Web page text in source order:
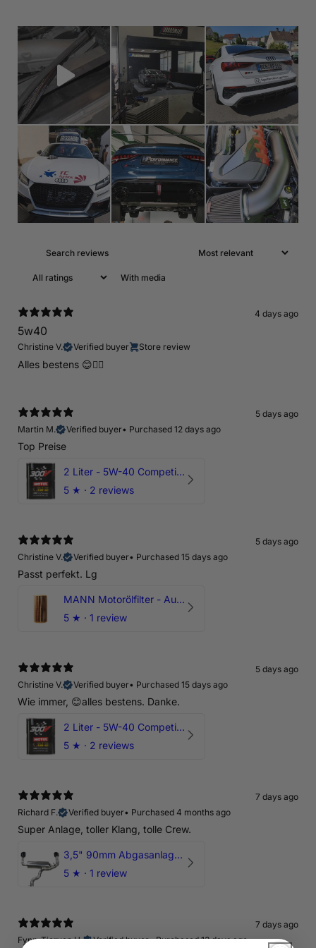
With media
4 days ago
5w40
Christine V. Verified buyer Store review
Alles bestens 😊👍🏻
5 days ago
Martin M.
Verified buyer• Purchased 12 days ago
Top Preise
2 Liter - 5W-40 Competition 300V Motul Motoröl
5 ★ · 2 reviews
5 days ago
Christine V.
Verified buyer• Purchased 15 days ago
Passt perfekt. Lg
MANN Motorölfilter - Audi RS3 TTRS RSQ3 VZ5 - DAZ DNW
5 ★ · 1 review
5 days ago
Christine V.
Verified buyer• Purchased 15 days ago
Wie immer, 😊alles bestens. Danke.
2 Liter - 5W-40 Competition 300V Motul Motoröl
5 ★ · 2 reviews
7 days ago
Richard F.
Verified buyer• Purchased 4 months ago
Super Anlage, toller Klang, tolle Crew.
3,5" 90mm Abgasanlage AUDI RSQ3 DNWA 2.5 TFSI
5 ★ · 1 review
7 days ago
Fynn-Tjorven H.
Verified buyer•Purchased 13 days ago